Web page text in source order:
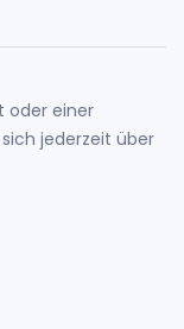
oder einer
jederzeit über